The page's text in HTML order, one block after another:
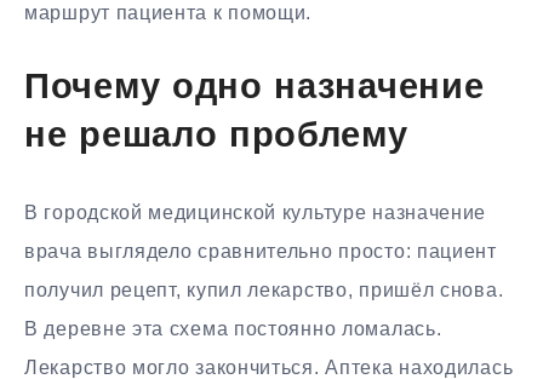
маршрут пациента к помощи.
Почему одно назначение
не решало проблему
В городской медицинской культуре назначение
врача выглядело сравнительно просто: пациент
получил рецепт, купил лекарство, пришёл снова.
В деревне эта схема постоянно ломалась.
Лекарство могло закончиться. Аптека находилась